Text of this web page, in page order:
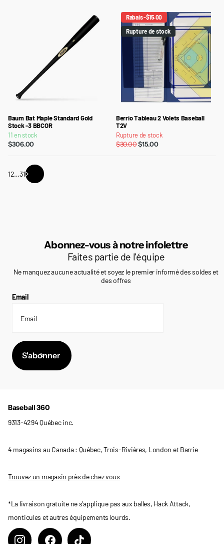
Baum Bat Maple Standard Gold
Stock -3 BBCOR
11 en stock
$306.00
Rabais -$15.00
Rupture de stock
Berrio Tableau 2 Volets Baseball
T2V
Rupture de stock
$30.00$15.00
12…31
Abonnez-vous à notre infolettre
Faites partie de l'équipe
Ne manquez aucune actualité et soyez le premier informé des soldes et
des offres
Email
S'abonner
Baseball 360
9313-4294 Québec inc.
4 magasins au Canada : Québec, Trois-Rivières, London et Barrie
Trouvez un magasin près de chez vous
*La livraison gratuite ne s'applique pas aux balles, Hack Attack,
monticules et autres équipements lourds.